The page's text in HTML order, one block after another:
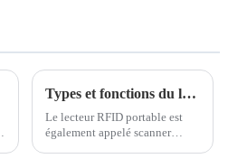
Types et fonctions du lecteur RFID portable
Le lecteur RFID portable est
également appelé scanner